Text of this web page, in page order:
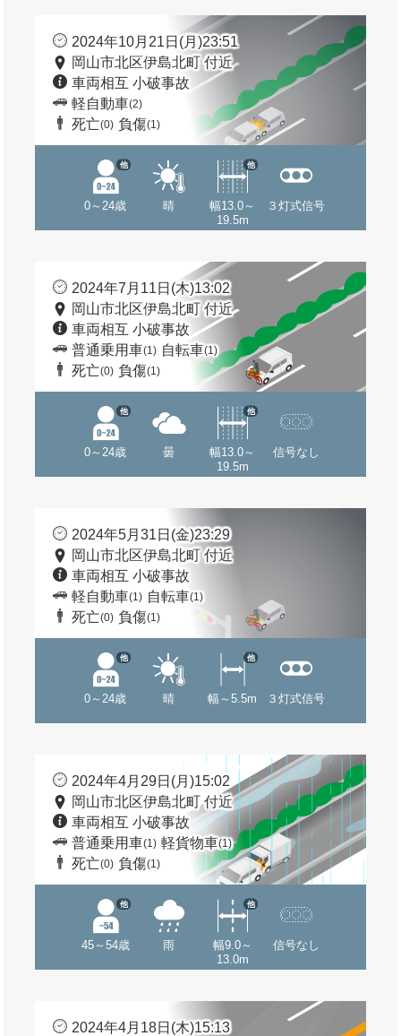
2024年10月21日(月)23:51
岡山市北区伊島北町 付近
車両相互 小破事故
軽自動車(2)
死亡(0) 負傷(1)
0～24歳
他
晴
幅13.0～
19.5m
他
３灯式信号
2024年7月11日(木)13:02
岡山市北区伊島北町 付近
車両相互 小破事故
普通乗用車(1) 自転車(1)
死亡(0) 負傷(1)
0～24歳
他
曇
幅13.0～
19.5m
他
信号なし
2024年5月31日(金)23:29
岡山市北区伊島北町 付近
車両相互 小破事故
軽自動車(1) 自転車(1)
死亡(0) 負傷(1)
0～24歳
他
晴 幅～5.5m
他
３灯式信号
2024年4月29日(月)15:02
岡山市北区伊島北町 付近
車両相互 小破事故
普通乗用車(1) 軽貨物車(1)
死亡(0) 負傷(1)
45～54歳
他
雨
幅9.0～
13.0m
他
信号なし
2024年4月18日(木)15:13